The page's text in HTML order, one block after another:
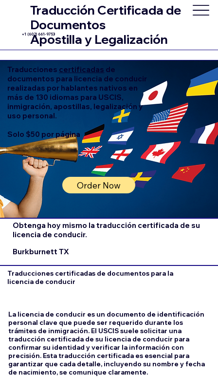
Traducción Certificada de
Documentos
Apostilla y Legalización
+1 (602) 661-9753
Traducciones certificadas de
documentos para licencia de conducir
realizadas por hablantes nativos en
más de 130 idiomas para USCIS,
inmigración, apostillas, legalización y
uso personal.
Solo $50 por página
Order Now
Obtenga hoy mismo la traducción certificada de su
licencia de conducir.
Burkburnett TX
Traducciones certificadas de documentos para la
licencia de conducir
La licencia de conducir es un documento de identificación
personal clave que puede ser requerido durante los
trámites de inmigración. El USCIS suele solicitar una
traducción certificada de su licencia de conducir para
confirmar su identidad y verificar la información con
precisión. Esta traducción certificada es esencial para
garantizar que cada detalle, incluyendo su nombre y fecha
de nacimiento, se comunique claramente.